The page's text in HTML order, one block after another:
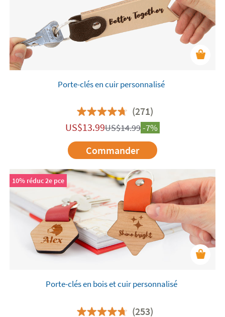
Porte-clés en cuir personnalisé
(271)
US$13.99US$14.99-7%
Commander
10% réduc 2e pce
Porte-clés en bois et cuir personnalisé
(253)